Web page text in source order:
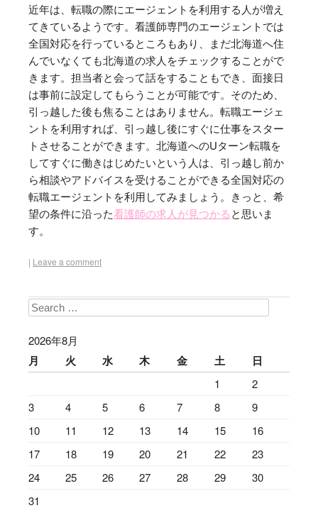
近年は、転職の際にエージェントを利用する人が増え
てきているようです。看護師専門のエージェントでは
全国対応を行っているところもあり、まだ北海道へ住
んでいなくても北海道の求人をチェックすることがで
きます。担当者と会って話をすることもでき、面接日
は事前に設定してもらうことが可能です。そのため、
引っ越した後も焦ることはありません。転職エージェ
ントを利用すれば、引っ越し後にすぐに仕事をスター
トさせることができます。北海道へのUターン転職を
してすぐに働きはじめたいという人は、引っ越し前か
ら相談やアドバイスを受けることができる全国対応の
転職エージェントを利用してみましょう。きっと、希
望の条件に沿った看護師の求人が見つかると思いま
す。
| Leave a comment
Search
2026年8月
月 火 水 木 金 土 日
1
2
3
4 5 6 7 8
9
10
11 12 13 14 15
16
17
18 19 20 21 22
23
24
25 26 27 28 29
30
31